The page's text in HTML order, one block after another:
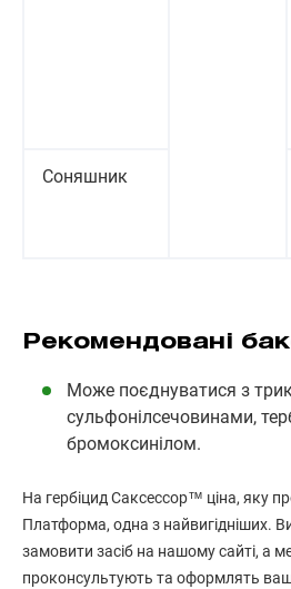
Соняшник
Рекомендовані
Може поєднуватися з
сульфонілсечовинами,
бромоксинілом.
На гербіцид Саксессор™ ціна, яку
Платформа, одна з найвигідніших.
замовити засіб на нашому сайті, а
проконсультують та оформлять